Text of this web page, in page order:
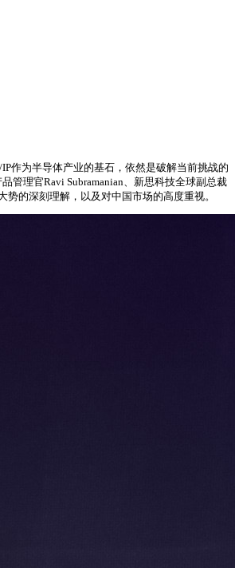
作为半导体产业的基石，依然是破解当前挑战的
管理官Ravi Subramanian、新思科技全球副总裁
的深刻理解，以及对中国市场的高度重视。